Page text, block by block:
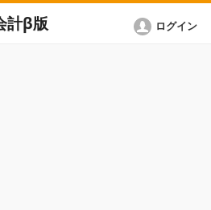
計β版 ログイン